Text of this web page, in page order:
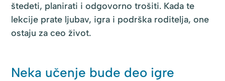
štedeti, planirati i odgovorno trošiti. Kada te
lekcije prate ljubav, igra i podrška roditelja, one
ostaju za ceo život.
Neka učenje bude deo igre